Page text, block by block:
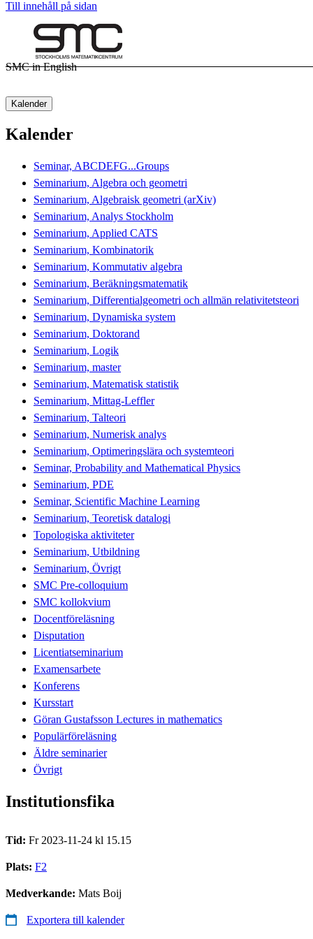
Till innehåll på sidan
SMC in English
Kalender
Kalender
Seminar, ABCDEFG...Groups
Seminarium, Algebra och geometri
Seminarium, Algebraisk geometri (arXiv)
Seminarium, Analys Stockholm
Seminarium, Applied CATS
Seminarium, Kombinatorik
Seminarium, Kommutativ algebra
Seminarium, Beräkningsmatematik
Seminarium, Differentialgeometri och allmän relativitetsteori
Seminarium, Dynamiska system
Seminarium, Doktorand
Seminarium, Logik
Seminarium, master
Seminarium, Matematisk statistik
Seminarium, Mittag-Leffler
Seminarium, Talteori
Seminarium, Numerisk analys
Seminarium, Optimeringslära och systemteori
Seminar, Probability and Mathematical Physics
Seminarium, PDE
Seminar, Scientific Machine Learning
Seminarium, Teoretisk datalogi
Topologiska aktiviteter
Seminarium, Utbildning
Seminarium, Övrigt
SMC Pre-colloquium
SMC kollokvium
Docentföreläsning
Disputation
Licentiatseminarium
Examensarbete
Konferens
Kursstart
Göran Gustafsson Lectures in mathematics
Populärföreläsning
Äldre seminarier
Övrigt
Institutionsfika
Tid: Fr 2023-11-24 kl 15.15
Plats: F2
Medverkande: Mats Boij
Exportera till kalender